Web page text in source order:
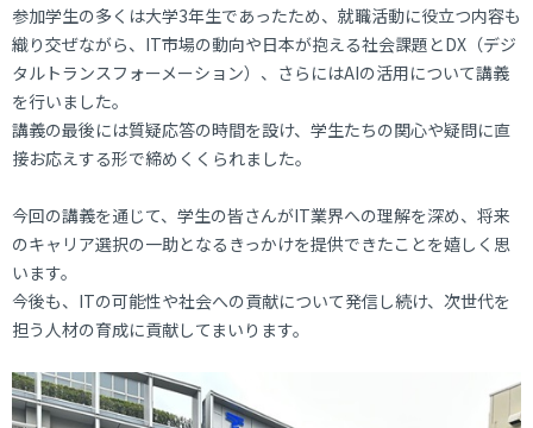
参加学生の多くは大学3年生であったため、就職活動に役立つ内容も
織り交ぜながら、IT市場の動向や日本が抱える社会課題とDX（デジ
タルトランスフォーメーション）、さらにはAIの活用について講義
を行いました。
講義の最後には質疑応答の時間を設け、学生たちの関心や疑問に直
接お応えする形で締めくくられました。
今回の講義を通じて、学生の皆さんがIT業界への理解を深め、将来
のキャリア選択の一助となるきっかけを提供できたことを嬉しく思
います。
今後も、ITの可能性や社会への貢献について発信し続け、次世代を
担う人材の育成に貢献してまいります。